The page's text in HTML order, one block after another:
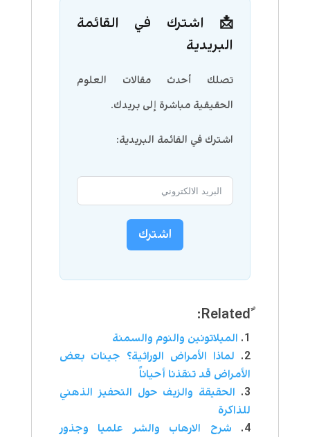
📩 اشترك في القائمة
البريدية
تصلك أحدث مقالات العلوم
الحقيقية مباشرة إلى بريدك.
اشترك في القائمة البريدية:
اشترك
ٌRelated:
الميلاتونين والنوم والسمنة
لماذا الأمراض الوراثية؟ جينات بعض
الأمراض قد تنقذنا أحياناً
الحقيقة والزيف حول التحفيز الذهني
للذاكرة
شرح الارهاب والشر علميا وجذور